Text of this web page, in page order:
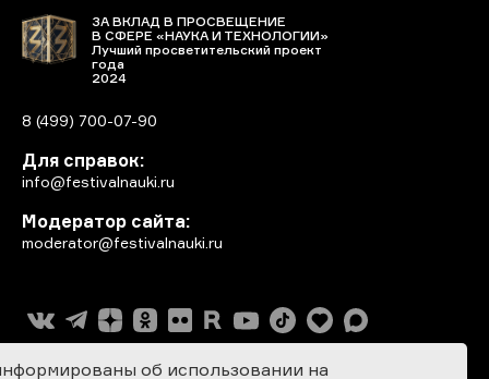
ЗА ВКЛАД В ПРОСВЕЩЕНИЕ
В СФЕРЕ «НАУКА И ТЕХНОЛОГИИ»
Лучший просветительский проект
года
2024
8 (499) 700-07-90
Для справок:
info@festivalnauki.ru
Модератор сайта:
moderator@festivalnauki.ru
об использовании на